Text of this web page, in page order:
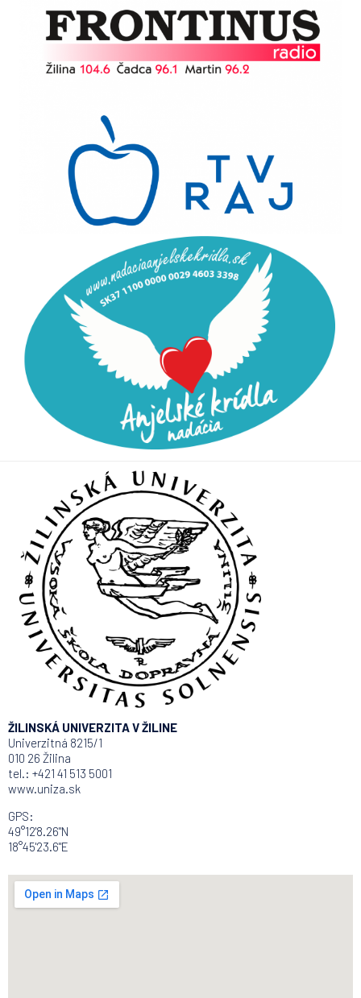
ŽILINSKÁ UNIVERZITA V ŽILINE
Univerzitná 8215/1
010 26 Žilina
tel.: +421 41 513 5001
www.uniza.sk
GPS:
49°12'8.26"N
18°45'23.6"E